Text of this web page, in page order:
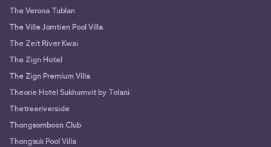
The Verona Tublan
The Ville Jomtien Pool Villa
The Zeit River Kwai
The Zign Hotel
The Zign Premium Villa
Theorie Hotel Sukhumvit by Tolani
Thetreeriverside
Thongsomboon Club
Thongsuk Pool Villa